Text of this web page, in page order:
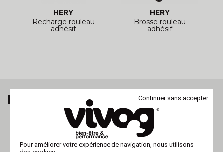
HÉRY
Recharge rouleau
adhésif
HÉRY
Brosse rouleau
adhésif
MES DERNIERS ARTICLES VUS
Continuer sans accepter
Pour améliorer votre expérience de navigation, nous utilisons